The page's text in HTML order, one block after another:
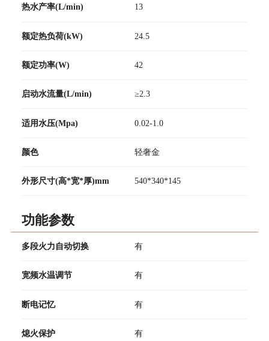
热水产率(L/min) 13
额定热负荷(kW) 24.5
额定功率(W) 42
启动水流量(L/min) ≥2.3
适用水压(Mpa) 0.02-1.0
颜色 轻奢金
外形尺寸(高*宽*厚)mm 540*340*145
功能参数
多段火力自动切换 有
宽频水温调节 有
断电记忆 有
熄火保护 有